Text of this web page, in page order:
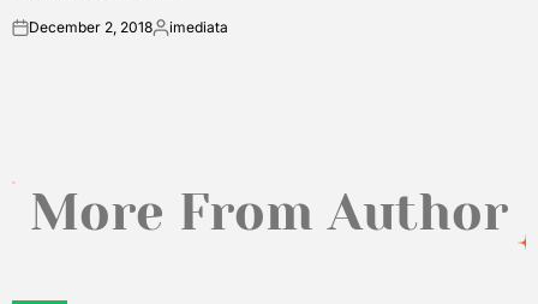
onDecember 2, 2018Posted
imediata
More From Author